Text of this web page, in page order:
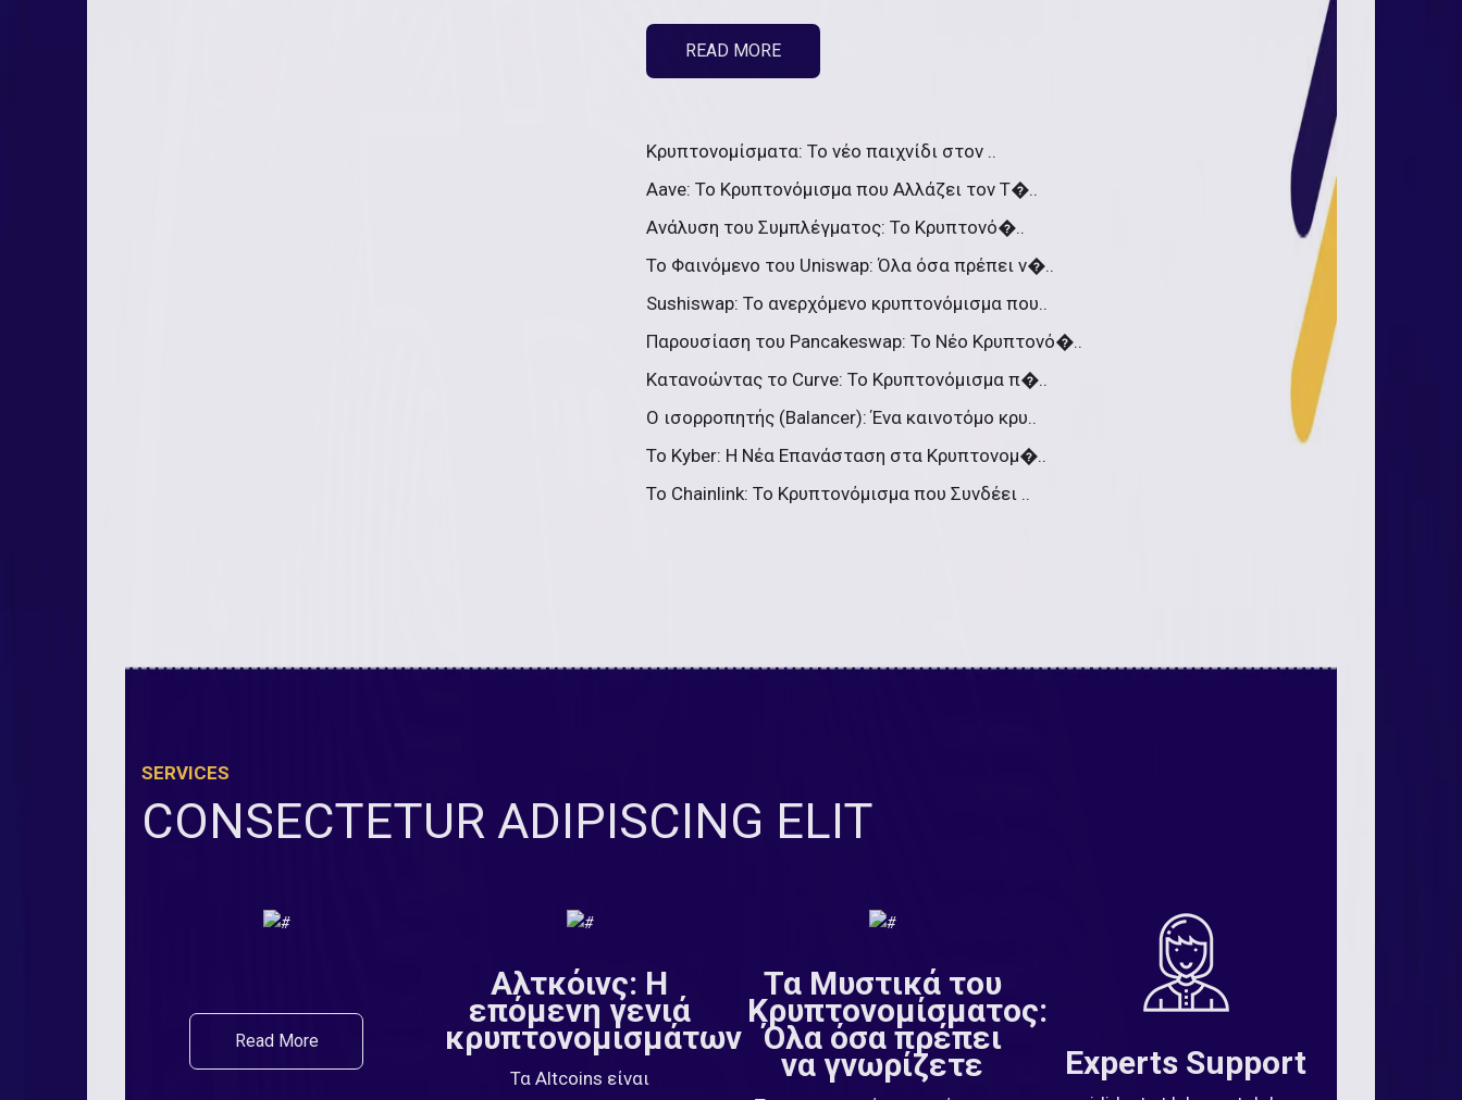
READ MORE
Κρυπτονομίσματα: Το νέο παιχνίδι στον ..
Aave: Το Κρυπτονόμισμα που Αλλάζει τον Τ�..
Ανάλυση του Συμπλέγματος: Το Κρυπτονό�..
Το Φαινόμενο του Uniswap: Όλα όσα πρέπει ν�..
Sushiswap: Το ανερχόμενο κρυπτονόμισμα που..
Παρουσίαση του Pancakeswap: Το Νέο Κρυπτονό�..
Κατανοώντας το Curve: Το Κρυπτονόμισμα π�..
Ο ισορροπητής (Balancer): Ένα καινοτόμο κρυ..
Το Κyber: Η Νέα Επανάσταση στα Κρυπτονομ�..
Το Chainlink: Το Κρυπτονόμισμα που Συνδέει ..
SERVICES
CONSECTETUR ADIPISCING ELIT
Read More
Αλτκόινς: Η
επόμενη γενιά
κρυπτονομισμάτων
Τα Altcoins είναι
Τα Μυστικά του
Κρυπτονομίσματος:
Όλα όσα πρέπει
να γνωρίζετε Experts Support